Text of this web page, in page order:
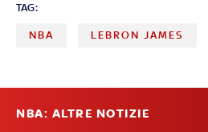
TAG:
NBA LEBRON JAMES
NBA: ALTRE NOTIZIE